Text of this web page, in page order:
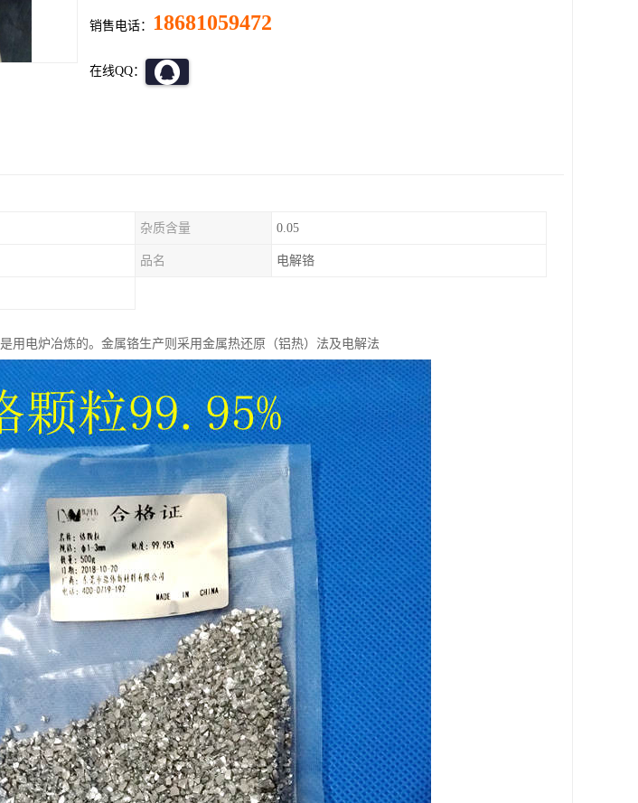
销售电话： 18681059472
在线QQ：
杂质含量 0.05
品名 电解铬
用电炉冶炼的。金属铬生产则采用金属热还原（铝热）法及电解法